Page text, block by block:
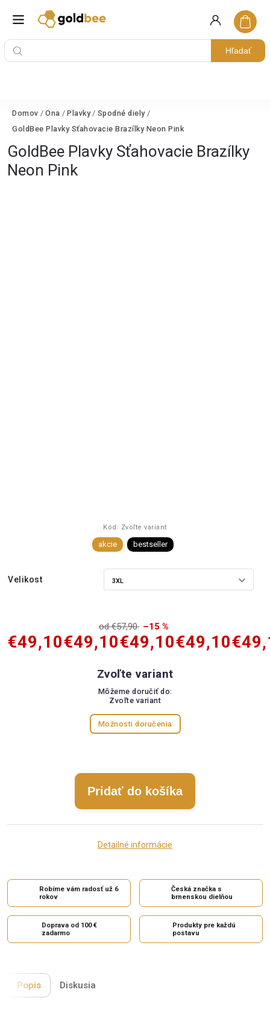
Hľadať
Domov / Ona / Plavky / Spodné diely /
GoldBee Plavky Sťahovacie Brazílky Neon Pink
GoldBee Plavky Sťahovacie Brazílky
Neon Pink
Kód: Zvoľte variant
akcie bestseller
Velikost
od €57,90 –15 %
€49,10€49,10€49,10€49,10
Zvoľte variant
Môžeme doručiť do:
Zvoľte variant
Možnosti doručenia
Pridať do košíka
Detailné informácie
Robíme vám radosť už 6
rokov
Česká značka s
brnenskou dielňou
Doprava od 100 €
zadarmo
Produkty pre každú
postavu
Popis Diskusia